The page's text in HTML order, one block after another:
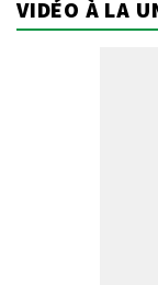
VIDÉO À LA